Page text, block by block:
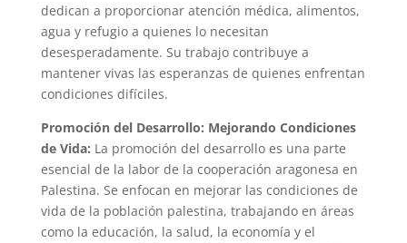
dedican a proporcionar atención médica, alimentos,
agua y refugio a quienes lo necesitan
desesperadamente. Su trabajo contribuye a
mantener vivas las esperanzas de quienes enfrentan
condiciones difíciles.
Promoción del Desarrollo: Mejorando Condiciones
de Vida: La promoción del desarrollo es una parte
esencial de la labor de la cooperación aragonesa en
Palestina. Se enfocan en mejorar las condiciones de
vida de la población palestina, trabajando en áreas
como la educación, la salud, la economía y el